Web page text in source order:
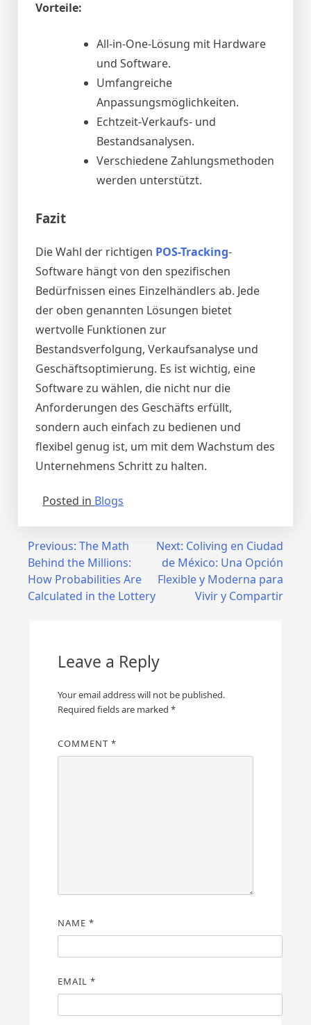
Vorteile:
All-in-One-Lösung mit Hardware
und Software.
Umfangreiche
Anpassungsmöglichkeiten.
Echtzeit-Verkaufs- und
Bestandsanalysen.
Verschiedene Zahlungsmethoden
werden unterstützt.
Fazit
Die Wahl der richtigen POS-Tracking-
Software hängt von den spezifischen
Bedürfnissen eines Einzelhändlers ab. Jede
der oben genannten Lösungen bietet
wertvolle Funktionen zur
Bestandsverfolgung, Verkaufsanalyse und
Geschäftsoptimierung. Es ist wichtig, eine
Software zu wählen, die nicht nur die
Anforderungen des Geschäfts erfüllt,
sondern auch einfach zu bedienen und
flexibel genug ist, um mit dem Wachstum des
Unternehmens Schritt zu halten.
Posted in Blogs
Post
navigation
Previous: The Math
Behind the Millions:
How Probabilities Are
Calculated in the Lottery
Next: Coliving en Ciudad
de México: Una Opción
Flexible y Moderna para
Vivir y Compartir
Leave a Reply
Your email address will not be published.
Required fields are marked *
COMMENT *
NAME *
EMAIL *